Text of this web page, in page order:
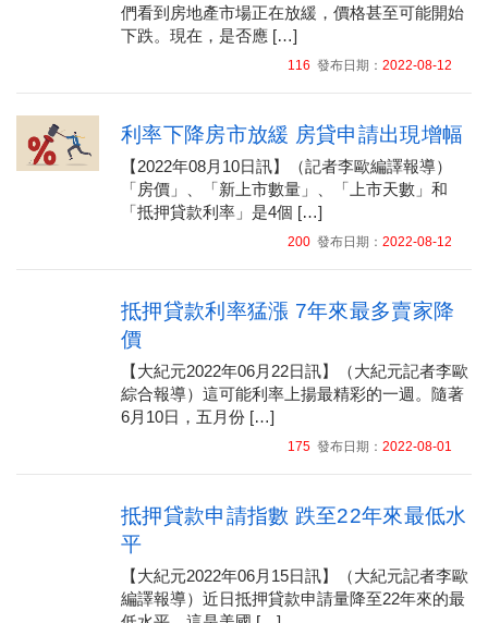
們看到房地產市場正在放緩，價格甚至可能開始
下跌。現在，是否應 […]
116 發布日期： 2022-08-12
利率下降房市放緩 房貸申請出現增幅
【2022年08月10日訊】（記者李歐編譯報導）
「房價」、「新上市數量」、「上市天數」和
「抵押貸款利率」是4個 […]
200發布日期： 2022-08-12
抵押貸款利率猛漲 7年來最多賣家降
價
【大紀元2022年06月22日訊】（大紀元記者李歐
綜合報導）這可能利率上揚最精彩的一週。隨著
6月10日，五月份 […]
175發布日期： 2022-08-01
抵押貸款申請指數 跌至22年來最低水
平
【大紀元2022年06月15日訊】（大紀元記者李歐
編譯報導）近日抵押貸款申請量降至22年來的最